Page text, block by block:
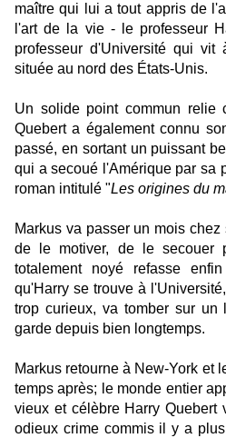
maître qui lui a tout appris de
l'art de la vie - le professeur
professeur d'Université qui
située au nord des États-Unis.
Un solide point commun relie
Quebert a également connu
passé, en sortant un puissant
qui a secoué l'Amérique par sa
roman intitulé "Les origines du
Markus va passer un mois
de le motiver, de le secouer
totalement noyé refasse
qu'Harry se trouve à
trop curieux, va tomber sur un
garde depuis bien longtemps.
Markus retourne à New-York et
temps après; le monde entier
vieux et célèbre Harry Quebert
odieux crime commis il y a